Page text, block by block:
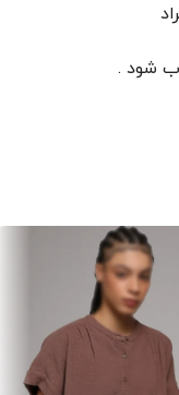
شود .